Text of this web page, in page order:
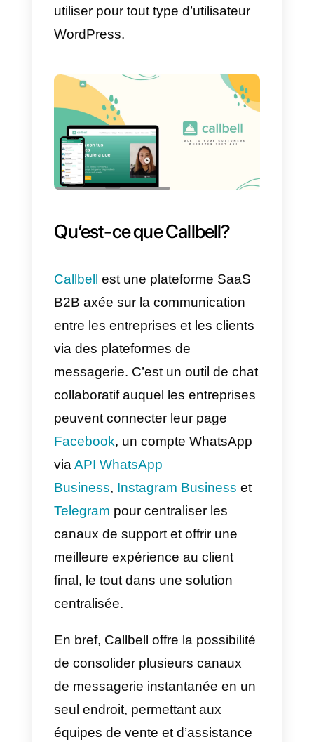
glisser-déposer très facile à
utiliser.
Le plugin offre également une
large gamme de fonctionnalités
avancées telles que des champs
conditionnels, des calculs
des services tiers, une mise en
De plus, Formidable Forms est
compatible avec Gutenberg et
d’autres constructeurs de pages
populaires, ce qui le rend facile à
utiliser pour tout type d’utilisateur
WordPress.
Qu’est-ce que Callbell?